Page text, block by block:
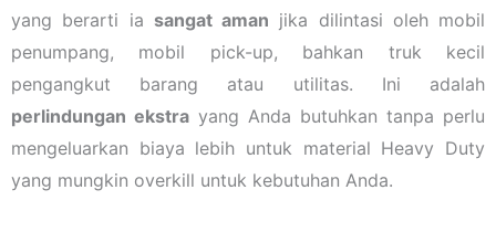
yang berarti ia sangat aman jika dilintasi oleh mobil
penumpang, mobil pick-up, bahkan truk kecil
pengangkut barang atau utilitas. Ini adalah
perlindungan ekstra yang Anda butuhkan tanpa perlu
mengeluarkan biaya lebih untuk material Heavy Duty
yang mungkin overkill untuk kebutuhan Anda.